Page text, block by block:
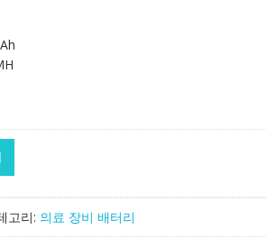
고리: 의료 장비 배터리